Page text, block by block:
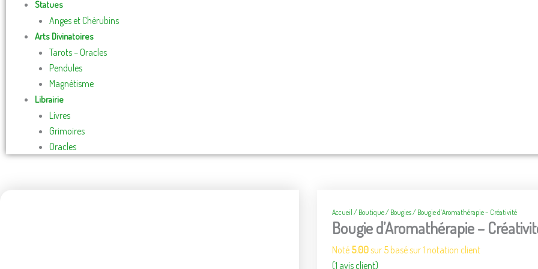
Statues
Anges et Chérubins
Arts Divinatoires
Tarots – Oracles
Pendules
Magnétisme
Librairie
Livres
Grimoires
Oracles
Accueil / Boutique/ Bougies/ Bougie d’Aromathérapie – Créativité
Bougie d’Aromathérapie –
Noté 5.00sur 5 basé sur1 notation client
(1 avis client)